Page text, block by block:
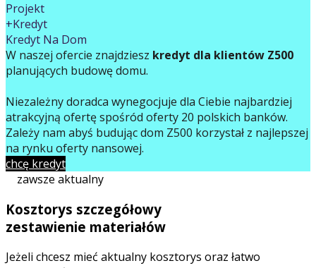
Projekt
+Kredyt
Kredyt Na Dom
W naszej ofercie znajdziesz kredyt dla klientów Z500
planujących budowę domu.
Niezależny doradca wynegocjuje dla Ciebie najbardziej
atrakcyjną ofertę spośród oferty 20 polskich banków.
Zależy nam abyś budując dom Z500 korzystał z najlepszej
na rynku oferty finansowej.
chcę kredyt
zawsze aktualny
Kosztorys szczegółowy
zestawienie materiałów
Jeżeli chcesz mieć aktualny kosztorys oraz łatwo